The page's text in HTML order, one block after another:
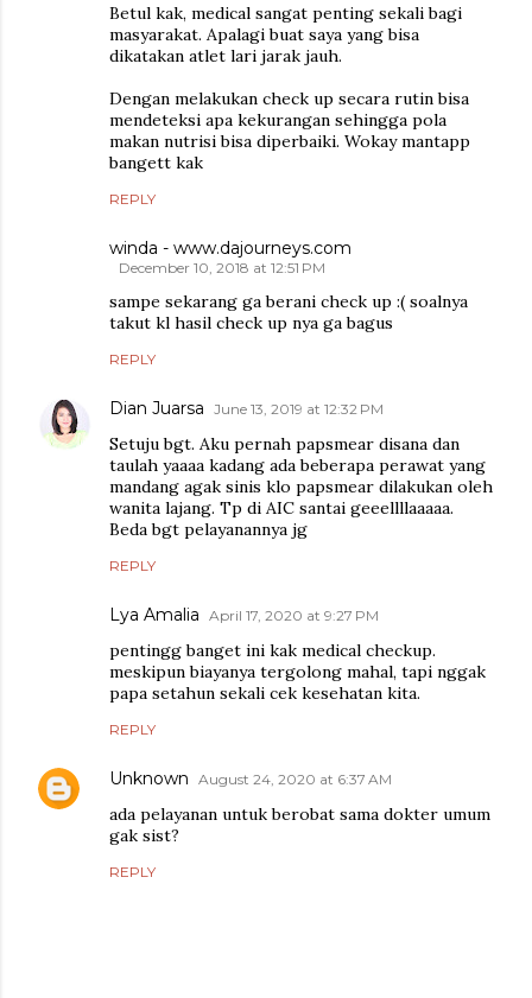
Betul kak, medical sangat penting sekali bagi
masyarakat. Apalagi buat saya yang bisa
dikatakan atlet lari jarak jauh.
Dengan melakukan check up secara rutin bisa
mendeteksi apa kekurangan sehingga pola
makan nutrisi bisa diperbaiki. Wokay mantapp
bangett kak
REPLY
winda - www.dajourneys.com
December 10, 2018 at 12:51 PM
sampe sekarang ga berani check up :( soalnya
takut kl hasil check up nya ga bagus
REPLY
Dian Juarsa June 13, 2019 at 12:32 PM
Setuju bgt. Aku pernah papsmear disana dan
taulah yaaaa kadang ada beberapa perawat yang
mandang agak sinis klo papsmear dilakukan oleh
wanita lajang. Tp di AIC santai geeellllaaaaa.
Beda bgt pelayanannya jg
REPLY
Lya Amalia April 17, 2020 at 9:27 PM
pentingg banget ini kak medical checkup.
meskipun biayanya tergolong mahal, tapi nggak
papa setahun sekali cek kesehatan kita.
REPLY
Unknown August 24, 2020 at 6:37 AM
ada pelayanan untuk berobat sama dokter umum
gak sist?
REPLY